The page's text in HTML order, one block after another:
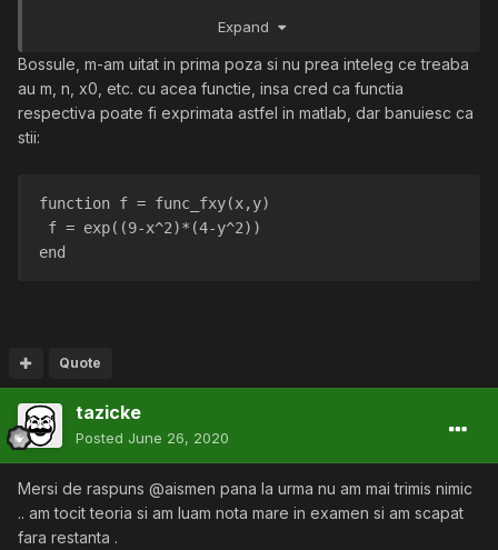
genu sa imi explice problema mai omeneste ?
https://imgur.com/WL7tTRw
PS:inainte sa dau zoom pe ultima poza din carte am
crezut ca e ceva mesaj criptat ,atat de multe semne sunt
Expand
Bossule, m-am uitat in prima poza si nu prea inteleg ce treaba
au m, n, x0, etc. cu acea functie, insa cred ca functia
respectiva poate fi exprimata astfel in matlab, dar banuiesc ca
stii:
function f = func_fxy(x,y)
end
Quote
tazicke
Posted June 26, 2020
Mersi de raspuns @aismen pana la urma nu am mai trimis nimic
.. am tocit teoria si am luam nota mare in examen si am scapat
fara restanta .